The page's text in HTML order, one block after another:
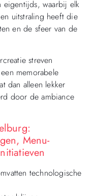
waarbij elk
uitstraling heeft die
en de sfeer van de
streven
memorabele
dan alleen lekker
door de ambiance
Menu-
technologische